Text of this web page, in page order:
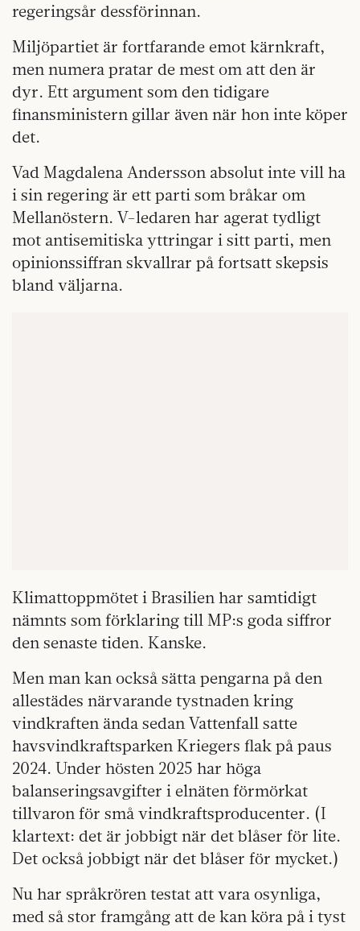
regeringsår dessförinnan.
Miljöpartiet är fortfarande emot kärnkraft,
men numera pratar de mest om att den är
dyr. Ett argument som den tidigare
finansministern gillar även när hon inte köper
det.
Vad Magdalena Andersson absolut inte vill ha
i sin regering är ett parti som bråkar om
Mellanöstern. V-ledaren har agerat tydligt
mot antisemitiska yttringar i sitt parti, men
opinionssiffran skvallrar på fortsatt skepsis
bland väljarna.
Klimattoppmötet i Brasilien har samtidigt
nämnts som förklaring till MP:s goda siffror
den senaste tiden. Kanske.
Men man kan också sätta pengarna på den
allestädes närvarande tystnaden kring
vindkraften ända sedan Vattenfall satte
havsvindkraftsparken Kriegers flak på paus
2024. Under hösten 2025 har höga
balanseringsavgifter i elnäten förmörkat
tillvaron för små vindkraftsproducenter. (I
klartext: det är jobbigt när det blåser för lite.
Det också jobbigt när det blåser för mycket.)
Nu har språkrören testat att vara osynliga,
med så stor framgång att de kan köra på i tyst